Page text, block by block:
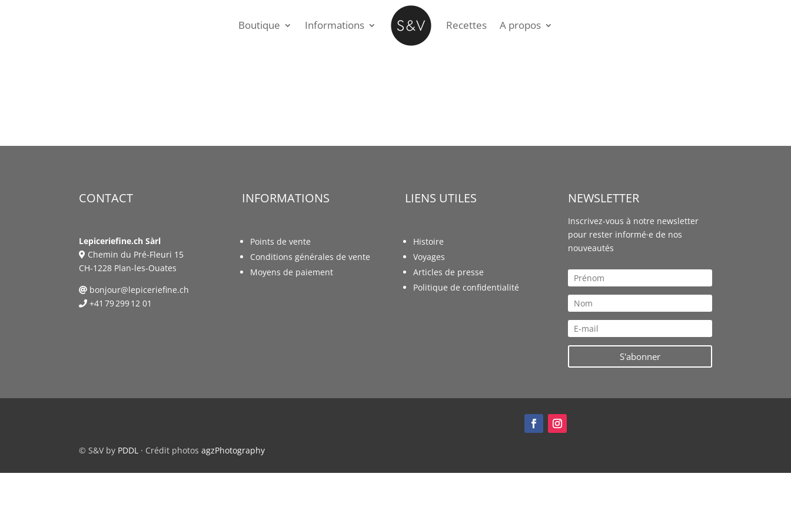
Boutique Informations Recettes A propos
CONTACT
Lepiceriefine.ch Sàrl
Chemin du Pré-Fleuri 15
CH-1228 Plan-les-Ouates
bonjour@lepiceriefine.ch
+41 79 299 12 01
INFORMATIONS
Points de vente
Conditions générales de vente
Moyens de paiement
LIENS UTILES
Histoire
Voyages
Articles de presse
Politique de confidentialité
NEWSLETTER
Inscrivez-vous à notre newsletter
pour rester informé·e de nos
nouveautés
S'abonner
© S&V by PDDL · Crédit photosagzPhotography